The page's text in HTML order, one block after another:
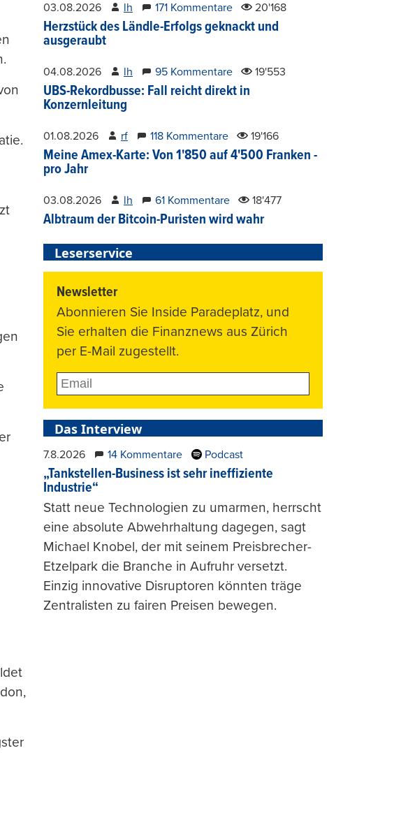
03.08.2026 lh 171 Kommentare 20'168
Herzstück des Ländle-Erfolgs geknackt und
ausgeraubt
04.08.2026 lh 95 Kommentare 19'553
UBS-Rekordbusse: Fall reicht direkt in
Konzernleitung
01.08.2026 rf 118 Kommentare 19'166
Meine Amex-Karte: Von 1'850 auf 4'500 Franken -
pro Jahr
03.08.2026 lh 61 Kommentare 18'477
Albtraum der Bitcoin-Puristen wird wahr
Leserservice
Newsletter
Abonnieren Sie Inside Paradeplatz, und
Sie erhalten die Finanznews aus Zürich
per E-Mail zugestellt.
Das Interview
7.8.2026 14 Kommentare Podcast
„Tankstellen-Business ist sehr ineffiziente
Industrie“
Statt neue Technologien zu umarmen, herrscht
eine absolute Abwehrhaltung dagegen, sagt
Michael Knobel, der mit seinem Preisbrecher-
Etzelpark die Branche in Aufruhr versetzt.
Einzig innovative Disruptoren könnten träge
Zentralisten zu fairen Preisen bewegen.